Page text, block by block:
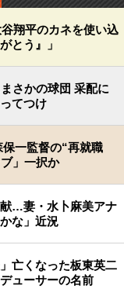
翔平のカネを使い込
とう』」
さかの球団 采配に
てつけ
一監督の“再就職
」一択か
…妻・水卜麻美アナ
な」近況
亡くなった板東英二
ューサーの名前